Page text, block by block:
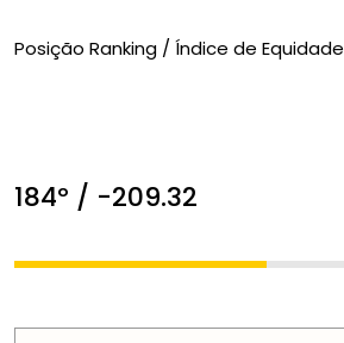
Posição Ranking / Índice de Equidade
184º / -209.32